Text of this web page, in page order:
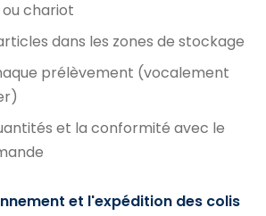
chariot
dans les zones de stockage
prélèvement (vocalement
et la conformité avec le
et l'expédition des colis